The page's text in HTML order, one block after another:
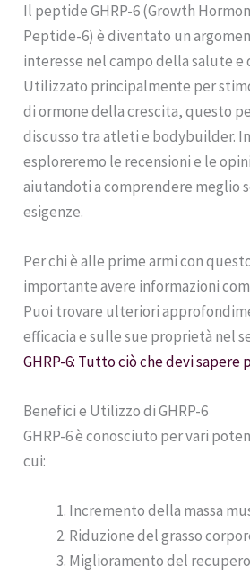
Il peptide GHRP-6 (Growth
Peptide-6) è diventato un
interesse nel campo della salute e
Utilizzato principalmente per
di ormone della crescita, questo
discusso tra atleti e bodybuilder.
esploreremo le recensioni e le
aiutandoti a comprendere meglio
esigenze.
Per chi è alle prime armi con
importante avere informazioni
Puoi trovare ulteriori
efficacia e sulle sue proprietà nel
GHRP-6: Tutto ciò che devi sapere
Benefici e Utilizzo di GHRP-6
GHRP-6 è conosciuto per vari
cui:
Incremento della massa
Riduzione del grasso
Miglioramento del